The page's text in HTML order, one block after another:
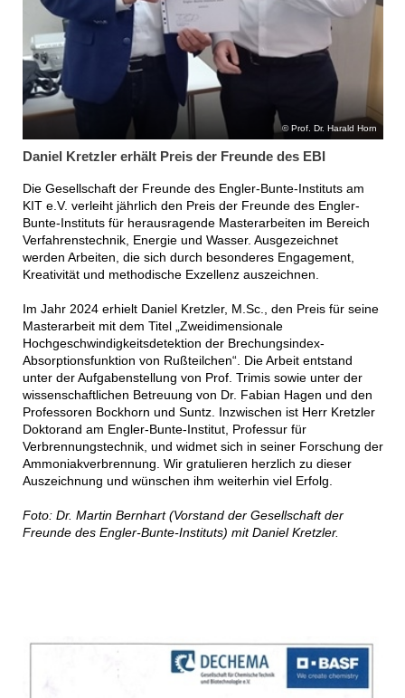
Prof. Dr. Harald Horn
Daniel Kretzler erhält Preis der Freunde des EBI
Die Gesellschaft der Freunde des Engler-Bunte-Instituts am
KIT e.V. verleiht jährlich den Preis der Freunde des Engler-
Bunte-Instituts für herausragende Masterarbeiten im Bereich
Verfahrenstechnik, Energie und Wasser. Ausgezeichnet
werden Arbeiten, die sich durch besonderes Engagement,
Kreativität und methodische Exzellenz auszeichnen.
Im Jahr 2024 erhielt Daniel Kretzler, M.Sc., den Preis für seine
Masterarbeit mit dem Titel „Zweidimensionale
Hochgeschwindigkeitsdetektion der Brechungsindex-
Absorptionsfunktion von Rußteilchen“. Die Arbeit entstand
unter der Aufgabenstellung von Prof. Trimis sowie unter der
wissenschaftlichen Betreuung von Dr. Fabian Hagen und den
Professoren Bockhorn und Suntz. Inzwischen ist Herr Kretzler
Doktorand am Engler-Bunte-Institut, Professur für
Verbrennungstechnik, und widmet sich in seiner Forschung der
Ammoniakverbrennung. Wir gratulieren herzlich zu dieser
Auszeichnung und wünschen ihm weiterhin viel Erfolg.
Foto: Dr. Martin Bernhart (Vorstand der Gesellschaft der
Freunde des Engler-Bunte-Instituts) mit Daniel Kretzler.